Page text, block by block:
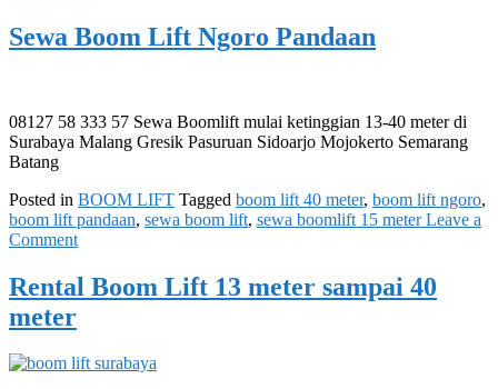
Lift
Surabaya
meter
Sewa Boom Lift Ngoro Pandaan
08127 58 333 57 Sewa Boomlift mulai ketinggian 13-40 meter di
Surabaya Malang Gresik Pasuruan Sidoarjo Mojokerto Semarang
Batang
Posted in BOOM LIFT Tagged boom lift 40 meter, boom lift ngoro,
boom lift pandaan, sewa boom lift, sewa boomlift 15 meterLeave a
Commenton
Boom
Lift
Rental Boom Lift 13 meter sampai 40
meter